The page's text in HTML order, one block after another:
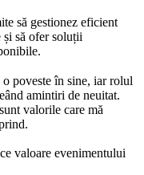
să gestionez eficient
și să ofer soluții
poveste în sine, iar rolul
amintiri de neuitat.
valorile care mă
valoare evenimentului